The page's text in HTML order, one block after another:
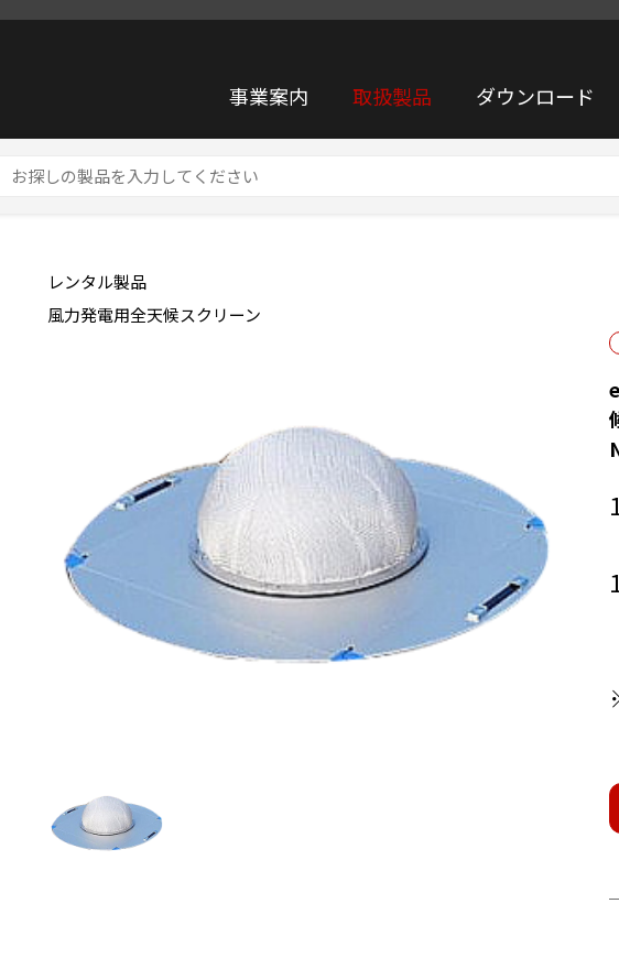
事業案内 取扱製品 ダウンロード
emission測定用 折りたたみ式 風力発電用 全天候ウインド スクリーン NA-0380A （収納ケース NA-0080
レンタル製品
風力発電用全天候スクリーン